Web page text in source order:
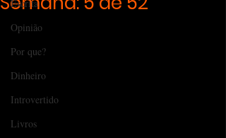
Escrita
Opinião
Por que?
Dinheiro
Introvertido
Livros